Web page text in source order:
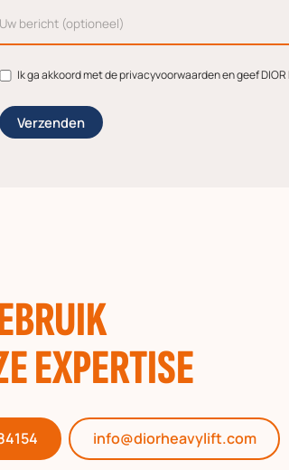
Ik ga akkoord met de privacyvoorwaarden en geef
EXPERTISE
info@diorheavylift.com